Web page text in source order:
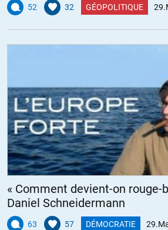
Très bon, le Moviet Suprême, je l’ajoute à
Hollande & ses sobriquets
Guimauve le Conquérant
Donuts 1er
Mimolette
L’autre pays du fromage
Goudamou
Fromage
le Grand Méchant Mou
Mollande
52 32 GÉOPOLITIQUE
« Comment devient-on rouge-
Daniel Schneidermann
63 57 DÉMOCRATIE